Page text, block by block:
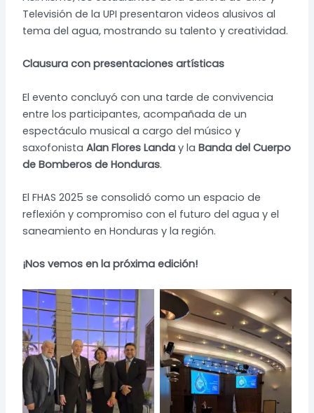
Televisión de la UPI presentaron videos alusivos al
tema del agua, mostrando su talento y creatividad.
Clausura con presentaciones artísticas
El evento concluyó con una tarde de convivencia
entre los participantes, acompañada de un
espectáculo musical a cargo del músico y
saxofonista Alan Flores Landay la Banda del Cuerpo
de Bomberos de Honduras.
El FHAS 2025 se consolidó como un espacio de
reflexión y compromiso con el futuro del agua y el
saneamiento en Honduras y la región.
¡Nos vemos en la próxima edición!